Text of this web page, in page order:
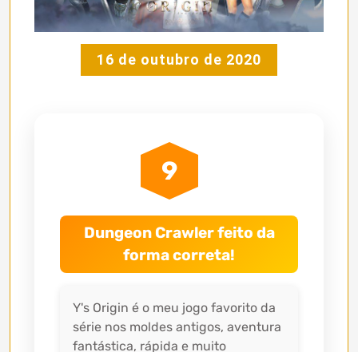
16 de outubro de 2020
9
Dungeon Crawler feito da
forma correta!
Y's Origin é o meu jogo favorito da
série nos moldes antigos, aventura
fantástica, rápida e muito